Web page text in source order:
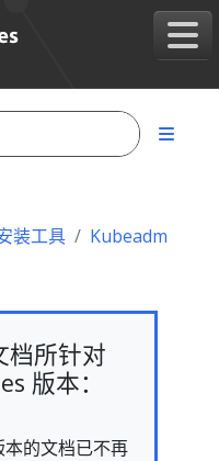
装工具
Kubeadm
档所针对
版本：
的文档已不再